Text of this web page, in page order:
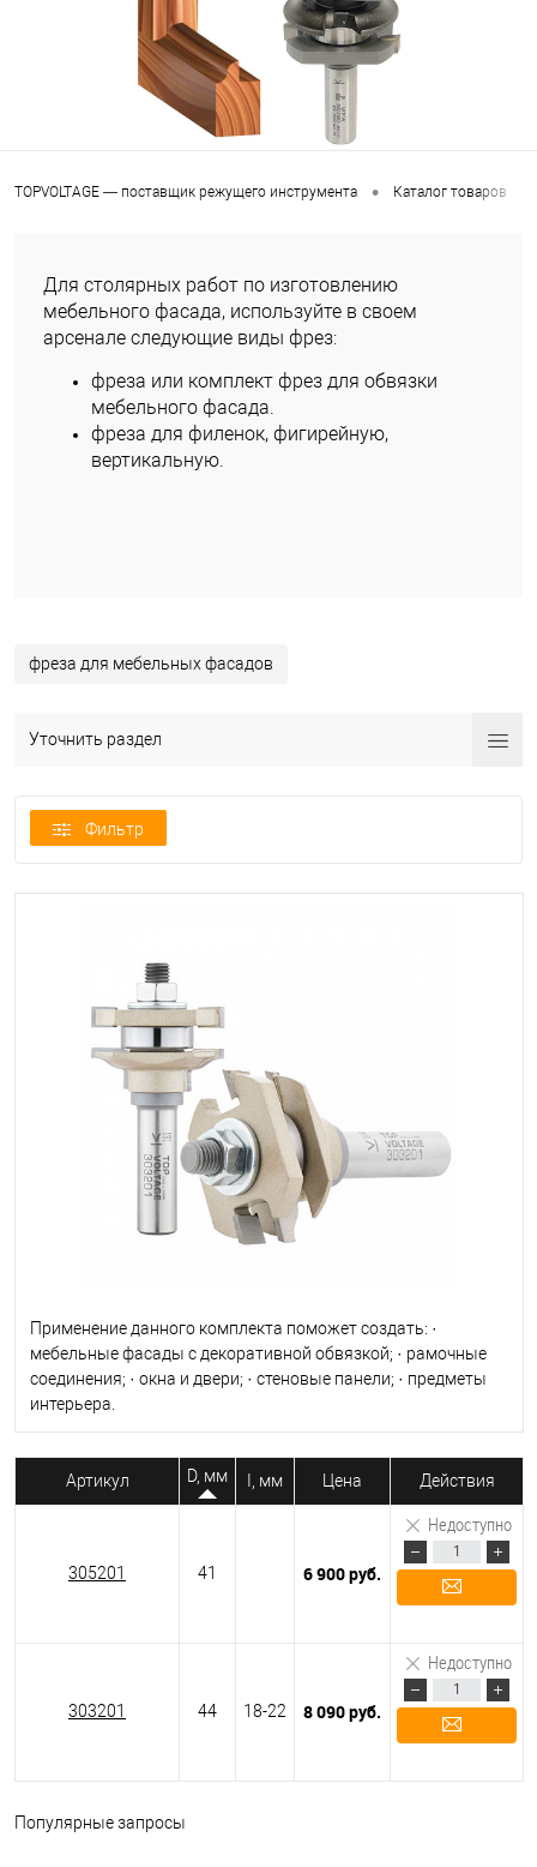
TOPVOLTAGE — поставщик режущего инструмента • Каталог товаров
Для столярных работ по изготовлению
мебельного фасада, используйте в своем
арсенале следующие виды фрез:
фреза или комплект фрез для обвязки
мебельного фасада.
фреза для филенок, фигирейную,
вертикальную.
фреза для мебельных фасадов
Уточнить раздел
Фильтр
Применение данного комплекта поможет создать: ·
мебельные фасады с декоративной обвязкой; · рамочные
соединения; · окна и двери; · стеновые панели; · предметы
интерьера.
Артикул D, мм I, мм Цена Действия
305201 41 6 900 руб.
Недоступно
303201 44 18-22 8 090 руб.
Недоступно
Популярные запросы